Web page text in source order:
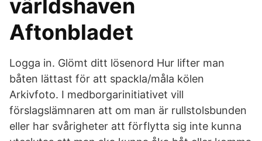
världshaven
Aftonbladet
Logga in. Glömt ditt lösenord Hur lifter man
båten lättast för att spackla/måla kölen
Arkivfoto. I medborgarinitiativet vill
förslagslämnaren att om man är rullstolsbunden
eller har svårigheter att förflytta sig inte kunna